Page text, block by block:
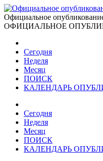
Официальное
ОФИЦИАЛЬНОЕ
Сегодня
Неделя
Месяц
ПОИСК
КАЛЕНДАРЬ
Сегодня
Неделя
Месяц
ПОИСК
КАЛЕНДАРЬ